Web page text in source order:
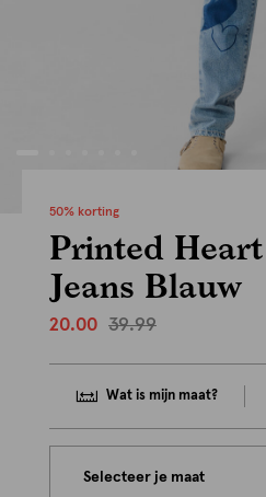
50% korting
Printed
Jeans Blauw
20.00 39.99
Wat is mijn maat?
Selecteer je maat